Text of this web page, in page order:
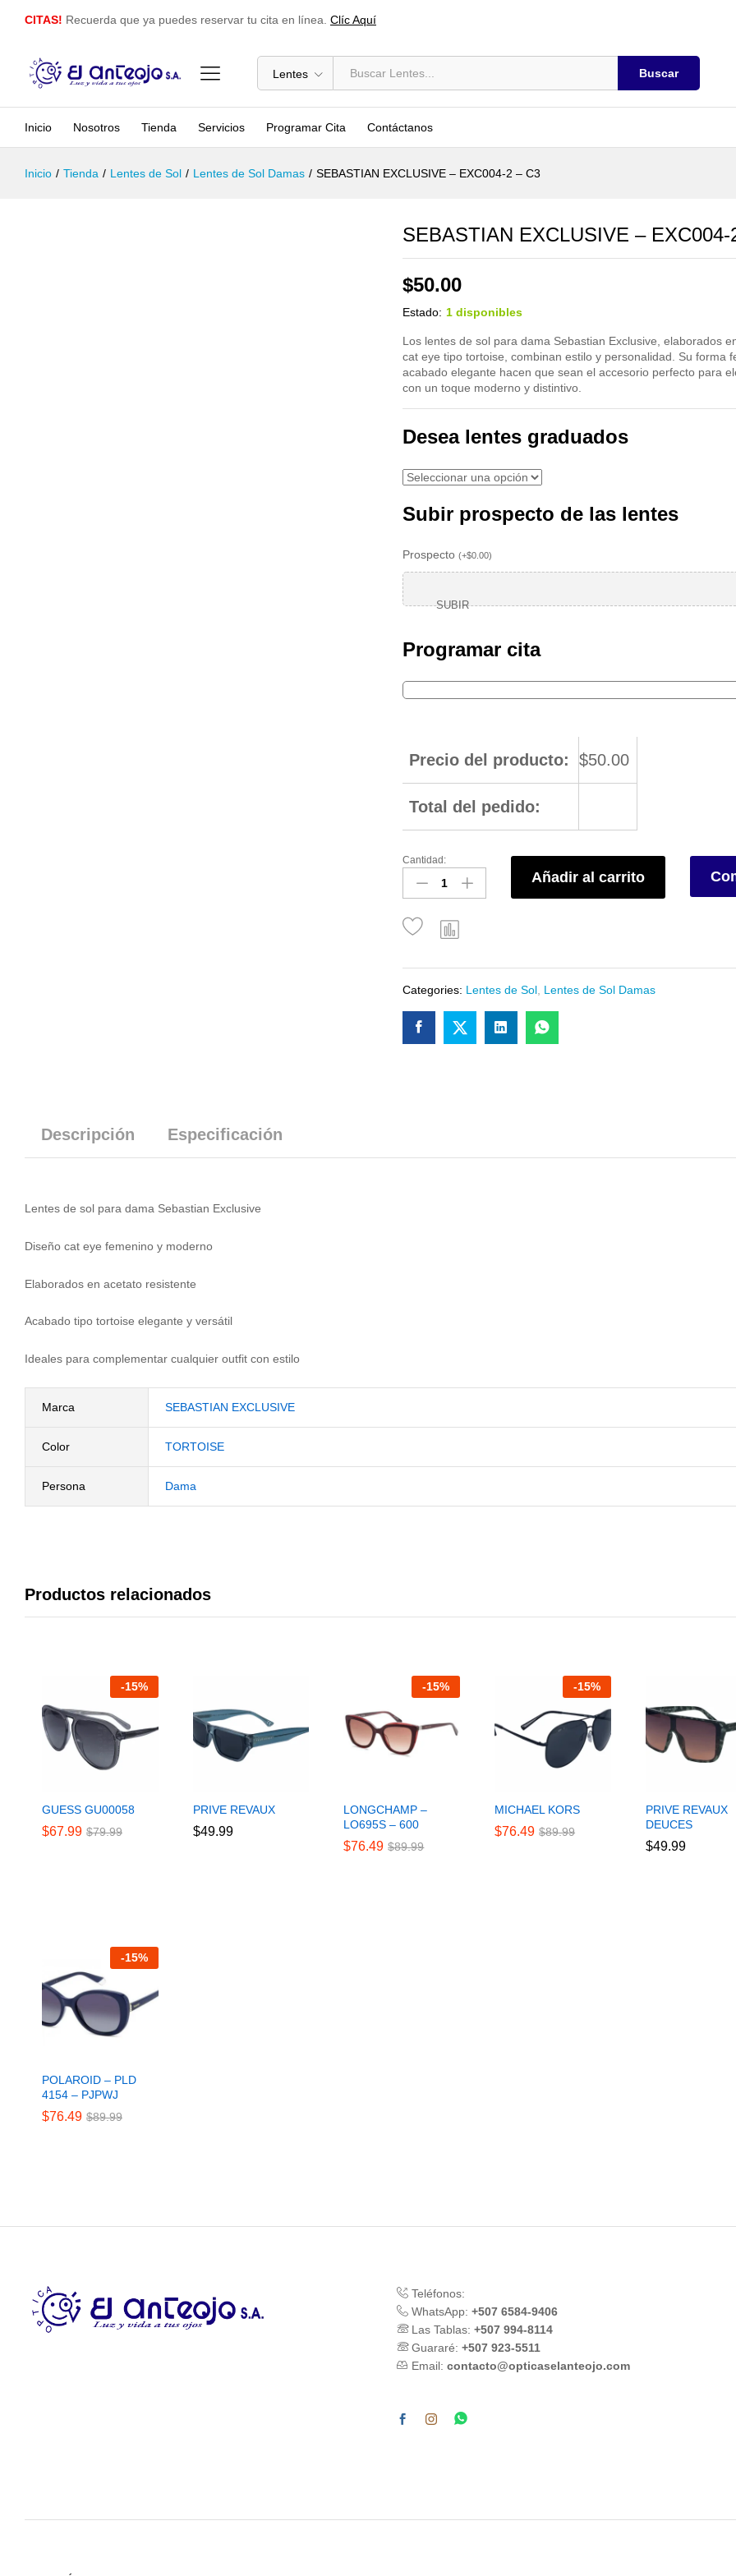
CITAS! Recuerda que ya puedes reservar tu cita en línea. Clíc Aquí
Lentes Buscar
Inicio Nosotros Tienda Servicios Programar Cita Contáctanos
Inicio / Tienda / Lentes de Sol / Lentes de Sol Damas / SEBASTIAN EXCLUSIVE – EXC004-2 – C3
SEBASTIAN EXCLUSIVE – EXC004-
$50.00
Estado: 1 disponibles
Los lentes de sol para dama Sebastian Exclusive, elaborados
cat eye tipo tortoise, combinan estilo y personalidad. Su forma
acabado elegante hacen que sean el accesorio perfecto para
con un toque moderno y distintivo.
Desea lentes graduados
Subir prospecto de las lentes
Prospecto (+$0.00)
SUBIR
Programar cita
Precio del producto: $50.00
Total del pedido:
Cantidad:
Añadir al carrito
Categories: Lentes de Sol, Lentes de Sol Damas
Descripción Especificación
Lentes de sol para dama Sebastian Exclusive
Diseño cat eye femenino y moderno
Elaborados en acetato resistente
Acabado tipo tortoise elegante y versátil
Ideales para complementar cualquier outfit con estilo
Marca SEBASTIAN EXCLUSIVE
Color TORTOISE
Persona Dama
Productos relacionados
-15%
GUESS GU00058
$67.99 $79.99
$67.99 $79.99
PRIVE REVAUX
$49.99
$49.99
-15%
LONGCHAMP –
LO695S – 600
$76.49 $89.99
$76.49 $89.99
-15%
MICHAEL KORS
$76.49 $89.99
$76.49 $89.99
PRIVE REVAUX
DEUCES
$49.99
$49.99
-15%
POLAROID – PLD
4154 – PJPWJ
$76.49 $89.99
$76.49 $89.99
Teléfonos:
WhatsApp: +507 6584-9406
Las Tablas: +507 994-8114
Guararé: +507 923-5511
Email: contacto@opticaselanteojo.com
Descripción Especificación